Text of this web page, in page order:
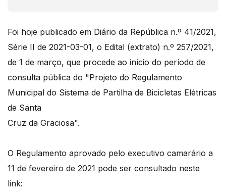
Foi hoje publicado em Diário da República n.º 41/2021,
Série II de 2021-03-01, o Edital (extrato) n.º 257/2021,
de 1 de março, que procede ao início do período de
consulta pública do "Projeto do Regulamento
Municipal do Sistema de Partilha de Bicicletas Elétricas
de Santa
Cruz da Graciosa".
O Regulamento aprovado pelo executivo camarário a
11 de fevereiro de 2021 pode ser consultado neste
link: